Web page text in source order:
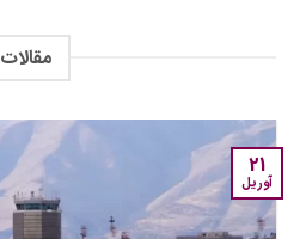
مقالات
21
آوریل